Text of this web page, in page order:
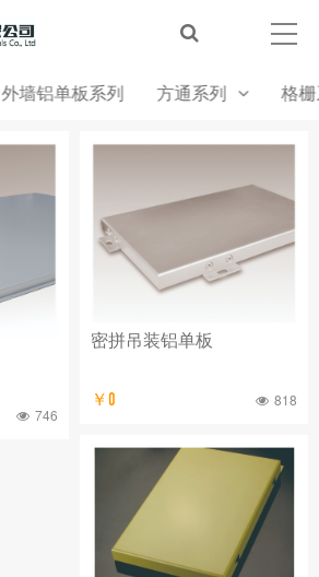
外墙铝单板系列 方通系列 格
746
密拼吊装铝单板
￥0 818